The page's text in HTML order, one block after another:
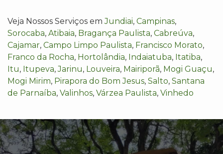
Veja Nossos Serviços emJundiai, Campinas,
Sorocaba, Atibaia, Bragança Paulista, Cabreúva,
Cajamar, Campo Limpo Paulista, Francisco Morato,
Franco da Rocha, Hortolândia, Indaiatuba, Itatiba,
Itu, Itupeva,Jarinu, Louveira, Mairiporã, Mogi Guaçu,
Mogi Mirim, Pirapora do Bom Jesus, Salto, Santana
de Parnaíba, Valinhos, Várzea Paulista, Vinhedo